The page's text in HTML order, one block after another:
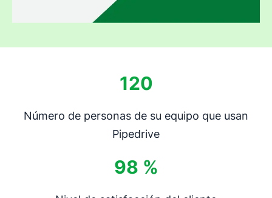
120
Número de personas de su equipo que usan
Pipedrive
98 %